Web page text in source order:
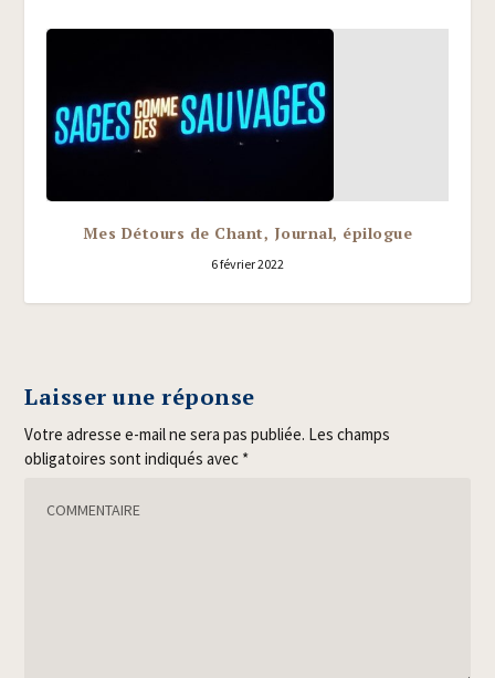
Mes Détours de Chant, Journal, épilogue
6 février 2022
Laisser une réponse
Votre adresse e-mail ne sera pas publiée. Les champs
obligatoires sont indiqués avec *